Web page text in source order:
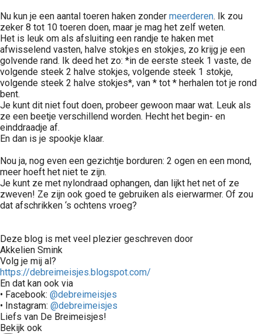
Nu kun je een aantal toeren haken zonder meerderen. Ik zou
zeker 8 tot 10 toeren doen, maar je mag het zelf weten.
Het is leuk om als afsluiting een randje te haken met
afwisselend vasten, halve stokjes en stokjes, zo krijg je een
golvende rand. Ik deed het zo: *in de eerste steek 1 vaste, de
volgende steek 2 halve stokjes, volgende steek 1 stokje,
volgende steek 2 halve stokjes*, van * tot * herhalen tot je rond
bent.
Je kunt dit niet fout doen, probeer gewoon maar wat. Leuk als
ze een beetje verschillend worden. Hecht het begin- en
einddraadje af.
En dan is je spookje klaar.
Nou ja, nog even een gezichtje borduren: 2 ogen en een mond,
meer hoeft het niet te zijn.
Je kunt ze met nylondraad ophangen, dan lijkt het net of ze
zweven! Ze zijn ook goed te gebruiken als eierwarmer. Of zou
dat afschrikken ‘s ochtens vroeg?
Deze blog is met veel plezier geschreven door
Akkelien Smink
Volg je mij al?
https://debreimeisjes.blogspot.com/
En dat kan ook via
• Facebook: @debreimeisjes
• Instagram: @debreimeisjes
Liefs van De Breimeisjes!
Bekijk ook